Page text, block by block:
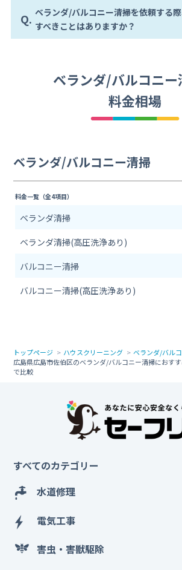
Q. ベランダ/バルコニー清掃を依頼する
すべきことはありますか？
ベランダ/バルコニー
料金相場
ベランダ/バルコニー清掃
料金一覧（全4項目）
ベランダ清掃
ベランダ清掃(高圧洗浄あり)
バルコニー清掃
バルコニー清掃(高圧洗浄あり)
トップページ ハウスクリーニング
ベランダ/バル
広島県広島市佐伯区のベランダ/バルコニー清掃におす
で比較
すべてのカテゴリー
水道修理
電気工事
害虫・害獣駆除